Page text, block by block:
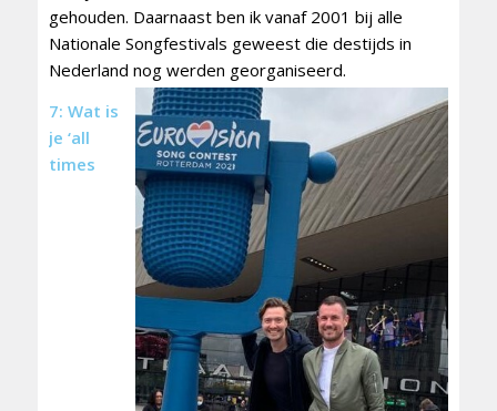
gehouden. Daarnaast ben ik vanaf 2001 bij alle
Nationale Songfestivals geweest die destijds in
Nederland nog werden georganiseerd.
7: Wat is
je ‘all
times